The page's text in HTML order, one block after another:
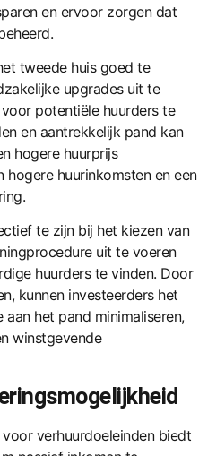
en ervoor zorgen dat
tweede huis goed te
upgrades uit te
potentiële huurders te
en aantrekkelijk pand kan
hogere huurprijs
huurinkomsten en een
te zijn bij het kiezen van
uit te voeren
huurders te vinden. Door
kunnen investeerders het
het pand minimaliseren,
winstgevende
verhuurdoeleinden biedt